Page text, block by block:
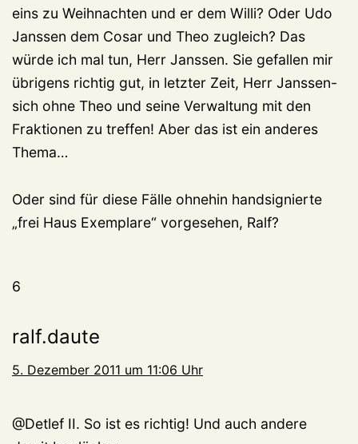
eins zu Weihnachten und er dem Willi? Oder Udo
Janssen dem Cosar und Theo zugleich? Das
würde ich mal tun, Herr Janssen. Sie gefallen mir
übrigens richtig gut, in letzter Zeit, Herr Janssen-
sich ohne Theo und seine Verwaltung mit den
Fraktionen zu treffen! Aber das ist ein anderes
Thema…
Oder sind für diese Fälle ohnehin handsignierte
„frei Haus Exemplare“ vorgesehen, Ralf?
6
ralf.daute
5. Dezember 2011 um 11:06 Uhr
@Detlef II. So ist es richtig! Und auch andere